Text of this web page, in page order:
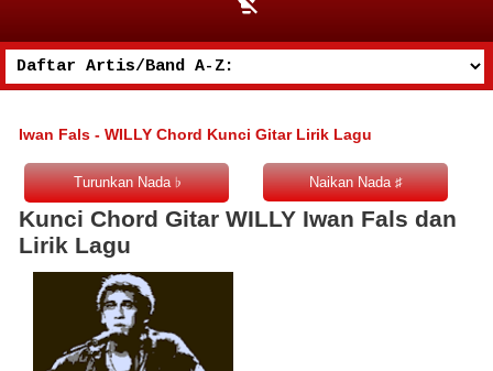
Iwan Fals - WILLY Chord Kunci Gitar Lirik Lagu
Kunci Chord Gitar WILLY Iwan Fals dan
Lirik Lagu